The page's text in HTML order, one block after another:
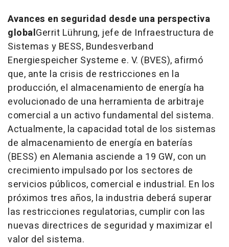
Avances en seguridad desde una perspectiva
globalGerrit Lührung, jefe de Infraestructura de
Sistemas y BESS, Bundesverband
Energiespeicher Systeme e. V. (BVES), afirmó
que, ante la crisis de restricciones en la
producción, el almacenamiento de energía ha
evolucionado de una herramienta de arbitraje
comercial a un activo fundamental del sistema.
Actualmente, la capacidad total de los sistemas
de almacenamiento de energía en baterías
(BESS) en Alemania asciende a 19 GW, con un
crecimiento impulsado por los sectores de
servicios públicos, comercial e industrial. En los
próximos tres años, la industria deberá superar
las restricciones regulatorias, cumplir con las
nuevas directrices de seguridad y maximizar el
valor del sistema.